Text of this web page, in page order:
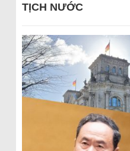
TỊCH NƯỚC